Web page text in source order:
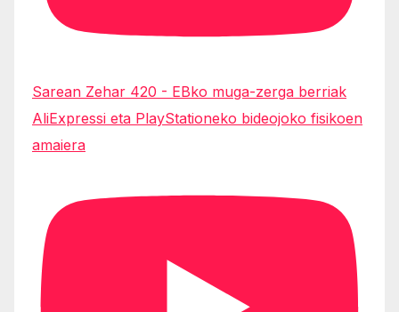
Sarean Zehar 420 - EBko muga-zerga berriak
AliExpressi eta PlayStationeko bideojoko fisikoen
amaiera